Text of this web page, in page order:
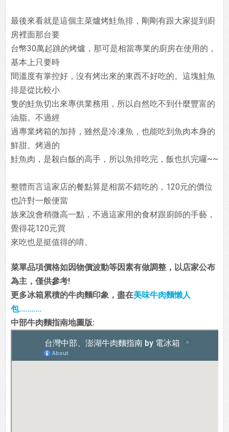
最後來看就是這個主菜爐烤鮭魚排，剛剛有跟大家提到廚
房裡面那台要
台幣30萬起跳的烤爐，那可是相當專業的廚房在使用的，
基本上只要時
間溫度有掌控好，沒有烤出來的東西不好吃的。這塊鮭魚
排是從比較小
隻的鮭魚切出來專供業務用，所以自然吃不到什麼豐富的
油脂。不過經
過專業烤箱的加持，雖然是冷凍魚，也能吃到魚肉本身的
鮮甜。烤過的
鮭魚肉，是殺白飯的高手，所以魚排吃完，飯也扒完囉~~
整體而言這家店的餐點算是相當不錯吃的，120元的價位
也許對一般便當
族來說會稍微高一點，不過這家用的食材跟廚師的手藝，
覺得花120元買
來吃也是挺值得的唷。
菜單品項價格如因物價波動等因素有做調整，以店家公布
為主，僅供參考!
更多冰箱累積的牛肉麵印象，盡在美味牛肉麵懶人
包...........
中部牛肉麵指南地圖版: